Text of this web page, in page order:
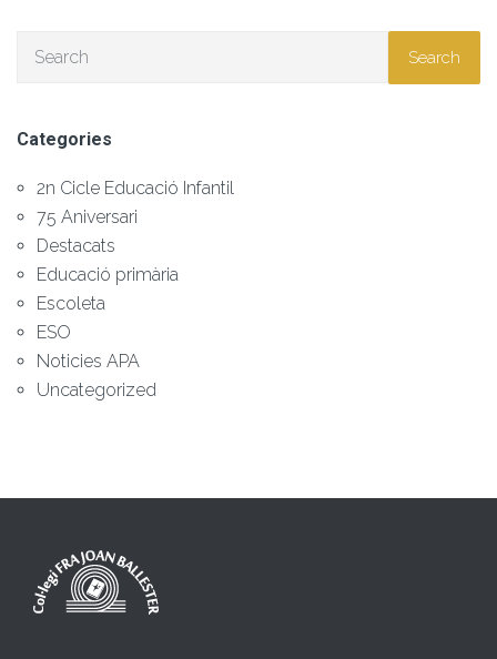
Search
Categories
2n Cicle Educació Infantil
75 Aniversari
Destacats
Educació primària
Escoleta
ESO
Noticies APA
Uncategorized